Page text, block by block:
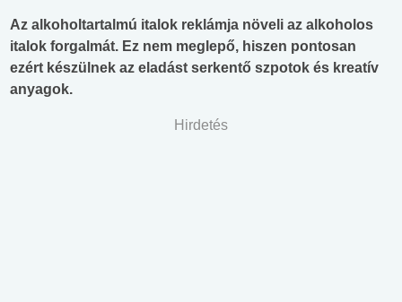
Az alkoholtartalmú italok reklámja növeli az alkoholos
italok forgalmát. Ez nem meglepő, hiszen pontosan
ezért készülnek az eladást serkentő szpotok és kreatív
anyagok.
Hirdetés